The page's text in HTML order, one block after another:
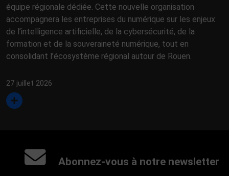
équipe régionale dédiée. Cette nouvelle organisation
accompagnera les entreprises du numérique sur les enjeux
de l’intelligence artificielle, de la cybersécurité, de la
formation et de la souveraineté numérique, tout en
consolidant l’écosystème régional autour de Rouen.
27 juillet 2026
Abonnez-vous à notre newsletter